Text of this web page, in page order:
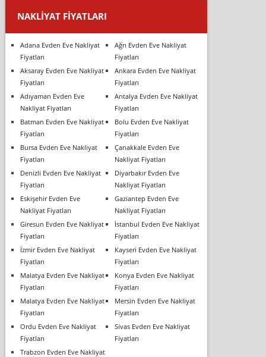
NAKLIYAT FIYATLARI
Adana Evden Eve Nakliyat
Fiyatları
Ağrı Evden Eve Nakliyat
Fiyatları
Aksaray Evden Eve Nakliyat
Fiyatları
Ankara Evden Eve Nakliyat
Fiyatları
Adıyaman Evden Eve
Nakliyat Fiyatları
Antalya Evden Eve Nakliyat
Fiyatları
Batman Evden Eve Nakliyat
Fiyatları
Bolu Evden Eve Nakliyat
Fiyatları
Bursa Evden Eve Nakliyat
Fiyatları
Çanakkale Evden Eve
Nakliyat Fiyatları
Denizli Evden Eve Nakliyat
Fiyatları
Diyarbakır Evden Eve
Nakliyat Fiyatları
Eskişehir Evden Eve
Nakliyat Fiyatları
Gaziantep Evden Eve
Nakliyat Fiyatları
Giresun Evden Eve Nakliyat
Fiyatları
İstanbul Evden Eve Nakliyat
Fiyatları
İzmir Evden Eve Nakliyat
Fiyatları
Kayseri Evden Eve Nakliyat
Fiyatları
Malatya Evden Eve Nakliyat
Fiyatları
Konya Evden Eve Nakliyat
Fiyatları
Malatya Evden Eve Nakliyat
Fiyatları
Mersin Evden Eve Nakliyat
Fiyatları
Ordu Evden Eve Nakliyat
Fiyatları
Sivas Evden Eve Nakliyat
Fiyatları
Trabzon Evden Eve Nakliyat